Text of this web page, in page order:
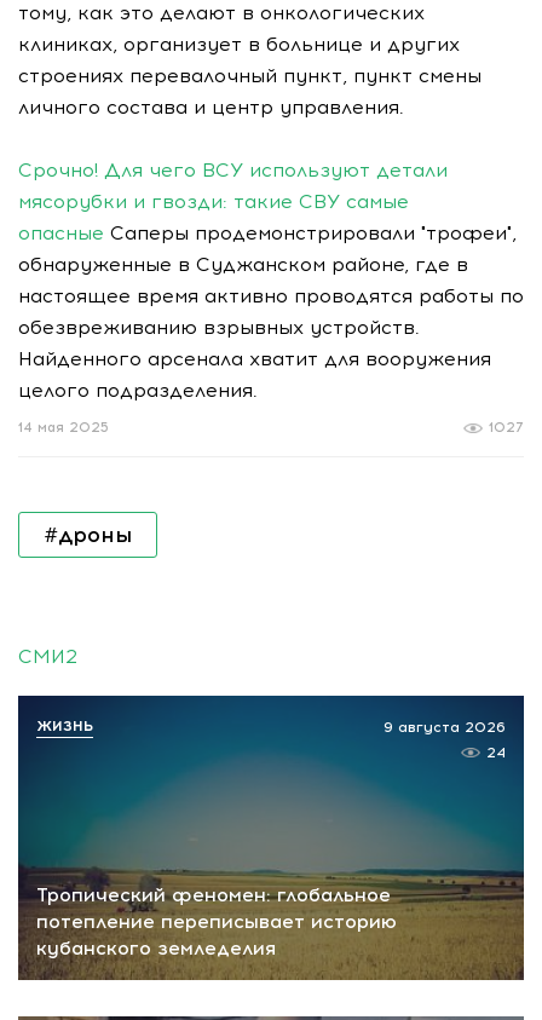
тому, как это делают в онкологических
клиниках, организует в больнице и других
строениях перевалочный пункт, пункт смены
личного состава и центр управления.
Срочно! Для чего ВСУ используют детали
мясорубки и гвозди: такие СВУ самые
опасные Саперы продемонстрировали "трофеи",
обнаруженные в Суджанском районе, где в
настоящее время активно проводятся работы по
обезвреживанию взрывных устройств.
Найденного арсенала хватит для вооружения
целого подразделения.
1027
14 мая 2025
#дроны
СМИ2
Тропический феномен: глобальное
потепление переписывает историю
кубанского земледелия
9 августа 2026
24
ЖИЗНЬ